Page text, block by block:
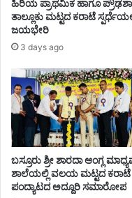
ಹಿರಿಯ ಪ್ರಾಥಮಿಕ ಹಾಗೂ
ತಾಲ್ಲೂಕು ಮಟ್ಟದ ಕರಾಟೆ
ಜಯಭೇರಿ
3 days ago
ಬಸ್ರೂರು ಶ್ರೀ ಶಾರದಾ ಆಂಗ್ಲ
ಶಾಲೆಯಲ್ಲಿ ವಲಯ ಮಟ್ಟದ ಕರಾಟೆ
ಪಂದ್ಯಾಟದ ಅದ್ದೂರಿ ಸಮಾರೋಪ